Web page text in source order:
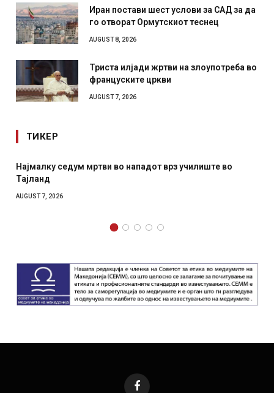
Иран постави шест услови за САД за да
го отворат Ормутскиот теснец
AUGUST 8, 2026
Триста илјади жртви на злоупотреба во
француските цркви
AUGUST 7, 2026
ТИКЕР
училиште во
СОЗИС: Украинците повеќе им веруваат
Facebook